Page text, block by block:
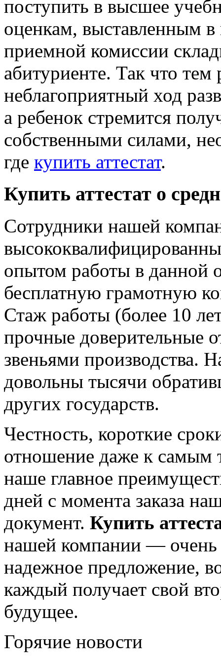
поступить в высшее
оценкам, выставленным в
приемной комиссии
абитуриенте. Так что
неблагоприятный ход
а ребенок стремится
собственными силами,
где купить аттестат.
Купить аттестат о
Сотрудники нашей
опытом работы в данной
бесплатную грамотную
Стаж работы (более 10
прочные доверительные
звеньями производства.
довольны тысячи
других государств.
Честность, короткие
отношение даже к самым
наше главное
дней с момента заказа
документ. Купить
нашей компании — очень
надежное предложение,
каждый получает свой
будущее.
Горячие новости